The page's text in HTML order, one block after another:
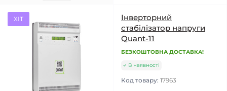
ХІТ
Інверторний
стабілізатор напруги
Quant-11
БЕЗКОШТОВНА ДОСТАВКА!
В наявності
Код товару: 17963